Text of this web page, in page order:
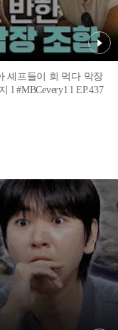
셰프들이 회 먹다 막장
l #MBCevery1 l EP.437